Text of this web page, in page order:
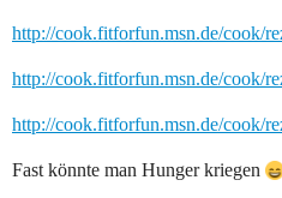
http://cook.fitforfun.msn.de/cook/
http://cook.fitforfun.msn.de/cook/
http://cook.fitforfun.msn.de/cook/
Fast könnte man Hunger kriegen